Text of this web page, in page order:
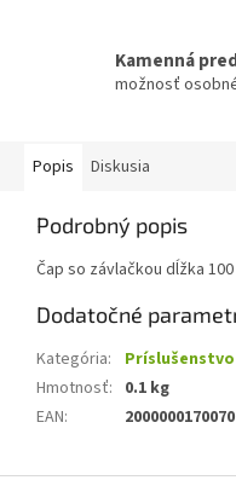
Kamenná
možnosť
Popis Diskusia
Podrobný popis
Čap so závlačkou dĺžka
Dodatočné
Kategória:
Hmotnosť: 0.1 kg
EAN: 2000000170070